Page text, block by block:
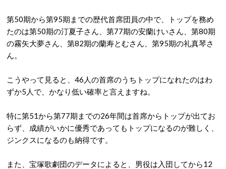
第50期から第95期までの歴代首席団員の中で、トップを務め
たのは第50期の汀夏子さん、第77期の安蘭けいさん、第80期
の霧矢大夢さん、第82期の蘭寿とむさん、第95期の礼真琴さ
ん。
こうやって見ると、46人の首席のうちトップになれたのはわ
ずか5人で、かなり低い確率と言えますね。
特に第51から第77期までの26年間は首席からトップが出てお
らず、成績がいかに優秀であってもトップになるのが難しく、
ジンクスになるのも納得です。
また、宝塚歌劇団のデータによると、男役は入団してから12